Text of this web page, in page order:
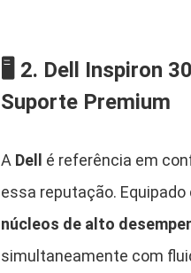
🖥️ 2. Dell Inspiron
Suporte Premium
A Dell é referência em
essa reputação. Equipado
núcleos de alto
simultaneamente com